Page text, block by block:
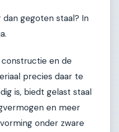
gegoten staal? In
en de
precies daar te
is, biedt gelast staal
en meer
onder zware